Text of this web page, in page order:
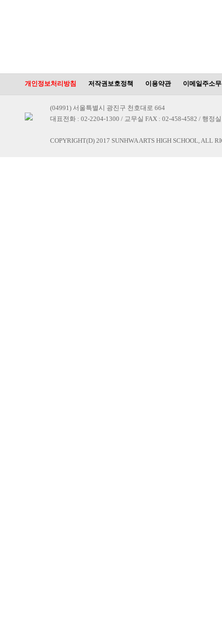
개인정보처리방침 저작권보호정책 이용약관 이메일주소
(04991) 서울특별시 광진구 천호대로 664
대표전화 : 02-2204-1300 / 교무실 FAX : 02-458-4582 / 행정
COPYRIGHT(D) 2017 SUNHWA ARTS HIGH SCHOOL, ALL